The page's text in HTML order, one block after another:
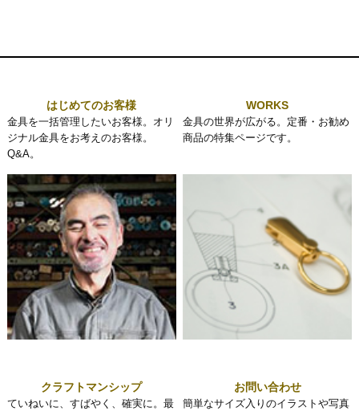
はじめてのお客様
金具を一括管理したいお客様。オリ
ジナル金具をお考えのお客様。
Q&A。
WORKS
金具の世界が広がる。定番・お勧め
商品の特集ページです。
クラフトマンシップ
ていねいに、すばやく、確実に。最
お問い合わせ
簡単なサイズ入りのイラストや写真